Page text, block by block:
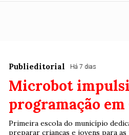
Publieditorial Há 7 dias
Microbot
programação
Primeira escola do município
preparar crianças e jovens para